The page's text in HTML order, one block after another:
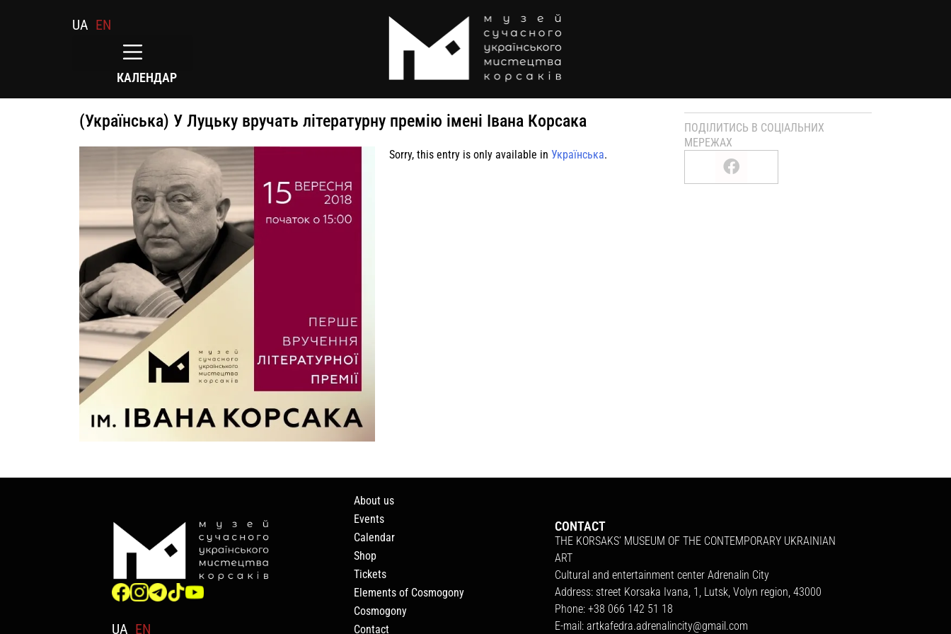
UA EN
КАЛЕНДАР
(Українська) У Луцьку вручать літературну премію імені Івана Корсака
Sorry, this entry is only available in Українська.
ПОДІЛИТИСЬ В СОЦІАЛЬНИХ
МЕРЕЖАХ
UA EN
About us
Events
Calendar
Shop
Tickets
Elements of Cosmogony
Cosmogony
Contact
CONTACT
THE KORSAKS’ MUSEUM OF THE CONTEMPORARY UKRAINIAN
ART
Cultural and entertainment center Adrenalin City
Address: street Korsaka Ivana, 1, Lutsk, Volyn region, 43000
Phone: +38 066 142 51 18
E-mail:artkafedra.adrenalincity@gmail.com